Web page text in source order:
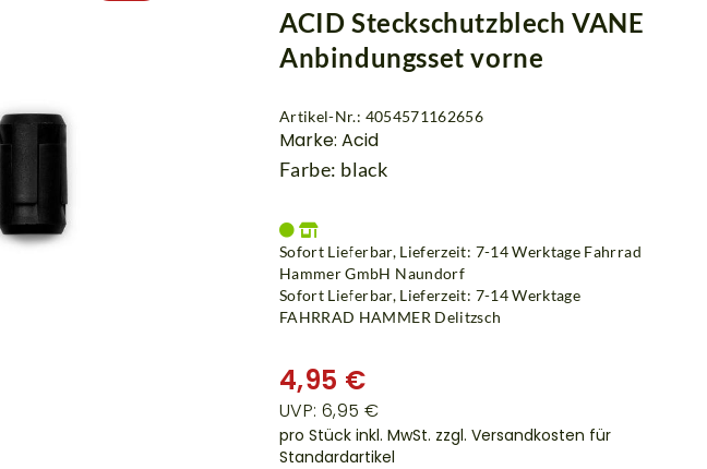
ACID Steckschutzblech VANE
Anbindungsset vorne
Artikel-Nr.: 4054571162656
Marke: Acid
Farbe: black
Sofort Lieferbar, Lieferzeit: 7-14 Werktage Fahrrad
Hammer GmbH Naundorf
Sofort Lieferbar, Lieferzeit: 7-14 Werktage
FAHRRAD HAMMER Delitzsch
4,95 €
UVP: 6,95 €
pro Stück inkl. MwSt. zzgl. Versandkosten für
Standardartikel